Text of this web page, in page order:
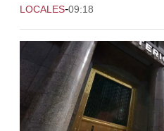
LOCALES-09:18